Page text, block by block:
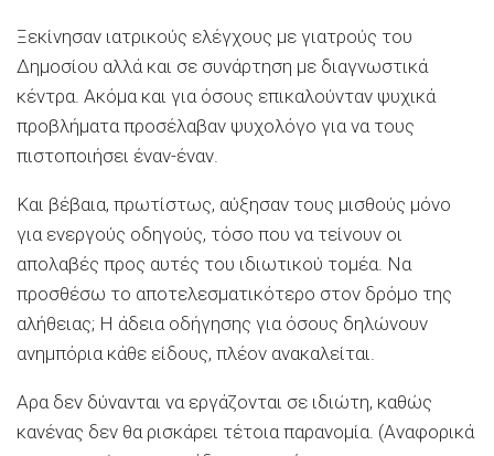
Ξεκίνησαν ιατρικούς ελέγχους με γιατρούς του
Δημοσίου αλλά και σε συνάρτηση με διαγνωστικά
κέντρα. Ακόμα και για όσους επικαλούνταν ψυχικά
προβλήματα προσέλαβαν ψυχολόγο για να τους
πιστοποιήσει έναν-έναν.
Και βέβαια, πρωτίστως, αύξησαν τους μισθούς μόνο
για ενεργούς οδηγούς, τόσο που να τείνουν οι
απολαβές προς αυτές του ιδιωτικού τομέα. Να
προσθέσω το αποτελεσματικότερο στον δρόμο της
αλήθειας; Η άδεια οδήγησης για όσους δηλώνουν
ανημπόρια κάθε είδους, πλέον ανακαλείται.
Αρα δεν δύνανται να εργάζονται σε ιδιώτη, καθώς
κανένας δεν θα ρισκάρει τέτοια παρανομία. (Αναφορικά